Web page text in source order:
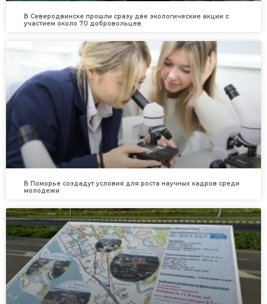
В Северодвинске прошли сразу две экологические акции с
участием около 70 добровольцев
В Поморье создадут условия для роста научных кадров среди
молодежи